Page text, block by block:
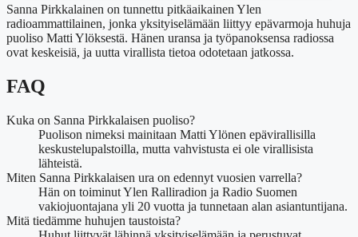
Sanna Pirkkalainen on tunnettu pitkäaikainen Ylen
radioammattilainen, jonka yksityiselämään liittyy epävarmoja huhuja
puoliso Matti Ylöksestä. Hänen uransa ja työpanoksensa radiossa
ovat keskeisiä, ja uutta virallista tietoa odotetaan jatkossa.
FAQ
Kuka on Sanna Pirkkalaisen puoliso?
Puolison nimeksi mainitaan Matti Ylönen epävirallisilla
keskustelupalstoilla, mutta vahvistusta ei ole virallisista
lähteistä.
Miten Sanna Pirkkalaisen ura on edennyt vuosien varrella?
Hän on toiminut Ylen Ralliradion ja Radio Suomen
vakiojuontajana yli 20 vuotta ja tunnetaan alan asiantuntijana.
Mitä tiedämme huhujen taustoista?